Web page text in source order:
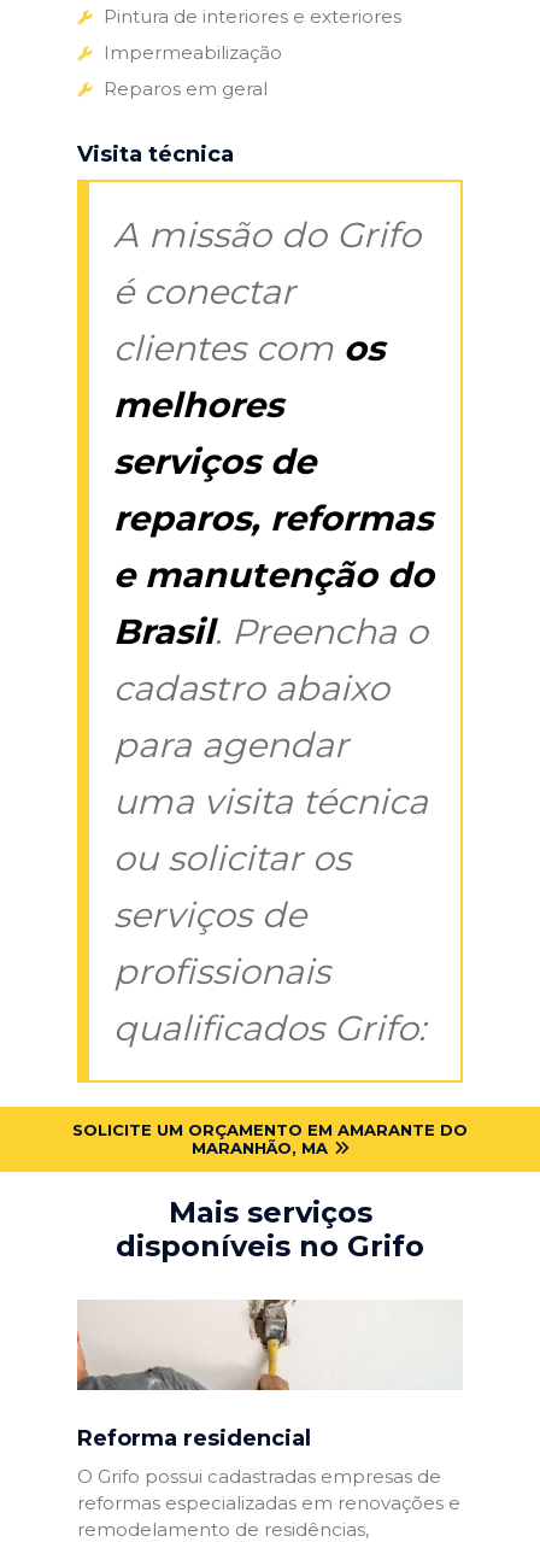
Pintura de interiores e exteriores
Impermeabilização
Reparos em geral
Visita técnica
A missão do Grifo
é conectar
clientes com os
melhores
serviços de
reparos, reformas
e manutenção do
Brasil. Preencha o
cadastro abaixo
para agendar
uma visita técnica
ou solicitar os
serviços de
profissionais
qualificados Grifo:
SOLICITE UM ORÇAMENTO EM AMARANTE DO
MARANHÃO, MA
Mais serviços
disponíveis no Grifo
Reforma residencial
O Grifo possui cadastradas empresas de
reformas especializadas em renovações e
remodelamento de residências,